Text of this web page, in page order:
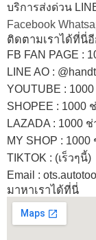
บริการส่งด่วน
Facebook
ติดตามเราได้ที่นี่
FB FAN PAGE :
LINE AO :
YOUTUBE : 1000
SHOPEE : 1000
LAZADA : 1000
MY SHOP : 1000
TIKTOK : (เร็วๆนี้)
Email :
มาหาเราได้ที่นี่